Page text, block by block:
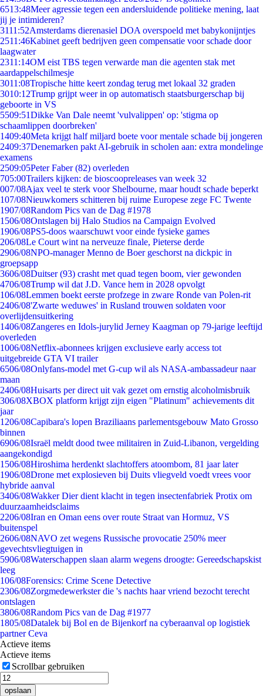
6513:48Meer agressie tegen een andersluidende politieke mening, laat
jij je intimideren?
3111:52Amsterdams dierenasiel DOA overspoeld met babykonijntjes
2511:46Kabinet geeft bedrijven geen compensatie voor schade door
laagwater
2311:14OM eist TBS tegen verwarde man die agenten stak met
aardappelschilmesje
3011:08Tropische hitte keert zondag terug met lokaal 32 graden
3010:12Trump grijpt weer in op automatisch staatsburgerschap bij
geboorte in VS
5509:51Dikke Van Dale neemt 'vulvalippen' op: 'stigma op
schaamlippen doorbreken'
1409:40Meta krijgt half miljard boete voor mentale schade bij jongeren
2409:37Denemarken pakt AI-gebruik in scholen aan: extra mondelinge
examens
2509:05Peter Faber (82) overleden
705:00Trailers kijken: de bioscoopreleases van week 32
007/08Ajax veel te sterk voor Shelbourne, maar houdt schade beperkt
107/08Nieuwkomers schitteren bij ruime Europese zege FC Twente
1907/08Random Pics van de Dag #1978
1506/08Ontslagen bij Halo Studios na Campaign Evolved
1906/08PS5-doos waarschuwt voor einde fysieke games
206/08Le Court wint na nerveuze finale, Pieterse derde
2906/08NPO-manager Menno de Boer geschorst na dickpic in
groepsapp
3606/08Duitser (93) crasht met quad tegen boom, vier gewonden
4706/08Trump wil dat J.D. Vance hem in 2028 opvolgt
106/08Lemmen boekt eerste profzege in zware Ronde van Polen-rit
2406/08'Zwarte weduwes' in Rusland trouwen soldaten voor
overlijdensuitkering
1406/08Zangeres en Idols-jurylid Jerney Kaagman op 79-jarige leeftijd
overleden
1006/08Netflix-abonnees krijgen exclusieve early access tot
uitgebreide GTA VI trailer
6506/08Onlyfans-model met G-cup wil als NASA-ambassadeur naar
maan
2406/08Huisarts per direct uit vak gezet om ernstig alcoholmisbruik
306/08XBOX platform krijgt zijn eigen "Platinum" achievements dit
jaar
1206/08Capibara's lopen Braziliaans parlementsgebouw Mato Grosso
binnen
6906/08Israël meldt dood twee militairen in Zuid-Libanon, vergelding
aangekondigd
1506/08Hiroshima herdenkt slachtoffers atoombom, 81 jaar later
1906/08Drone met explosieven bij Duits vliegveld voedt vrees voor
hybride aanval
3406/08Wakker Dier dient klacht in tegen insectenfabriek Protix om
duurzaamheidsclaims
2206/08Iran en Oman eens over route Straat van Hormuz, VS
buitenspel
2606/08NAVO zet wegens Russische provocatie 250% meer
gevechtsvliegtuigen in
5906/08Waterschappen slaan alarm wegens droogte: Gereedschapskist
leeg
106/08Forensics: Crime Scene Detective
2306/08Zorgmedewerkster die 's nachts haar vriend bezocht terecht
ontslagen
3806/08Random Pics van de Dag #1977
1805/08Datalek bij Bol en de Bijenkorf na cyberaanval op logistiek
partner Ceva
Actieve items
Actieve items
Scrollbar gebruiken
opslaan